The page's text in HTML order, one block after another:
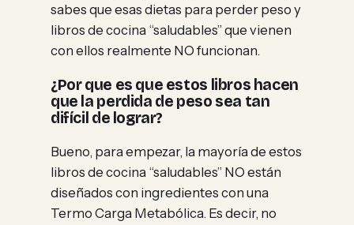
sabes que esas dietas para perder peso y
libros de cocina “saludables” que vienen
con ellos realmente NO funcionan.
¿Por que es que estos libros hacen
que la perdida de peso sea tan
difícil de lograr?
Bueno, para empezar, la mayoría de estos
libros de cocina “saludables” NO están
diseñados con ingredientes con una
Termo Carga Metabólica. Es decir, no